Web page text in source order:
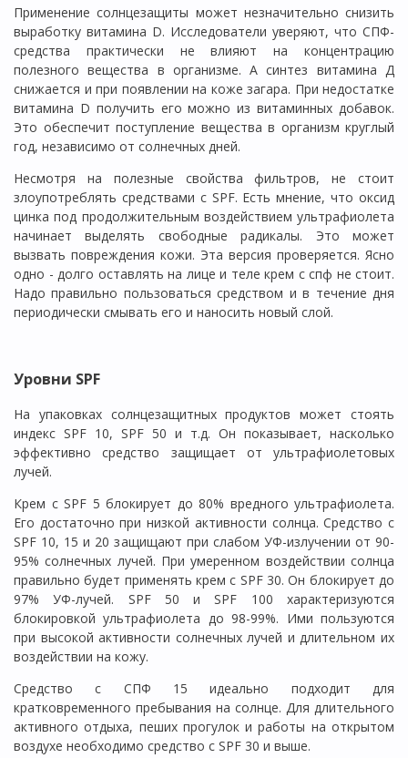
Применение солнцезащиты может незначительно снизить
выработку витамина D. Исследователи уверяют, что СПФ-
средства практически не влияют на концентрацию
полезного вещества в организме. А синтез витамина Д
снижается и при появлении на коже загара. При недостатке
витамина D получить его можно из витаминных добавок.
Это обеспечит поступление вещества в организм круглый
год, независимо от солнечных дней.
Несмотря на полезные свойства фильтров, не стоит
злоупотреблять средствами с SPF. Есть мнение, что оксид
цинка под продолжительным воздействием ультрафиолета
начинает выделять свободные радикалы. Это может
вызвать повреждения кожи. Эта версия проверяется. Ясно
одно - долго оставлять на лице и теле крем с спф не стоит.
Надо правильно пользоваться средством и в течение дня
периодически смывать его и наносить новый слой.
Уровни SPF
На упаковках солнцезащитных продуктов может стоять
индекс SPF 10, SPF 50 и т.д. Он показывает, насколько
эффективно средство защищает от ультрафиолетовых
лучей.
Крем с SPF 5 блокирует до 80% вредного ультрафиолета.
Его достаточно при низкой активности солнца. Средство с
SPF 10, 15 и 20 защищают при слабом УФ-излучении от 90-
95% солнечных лучей. При умеренном воздействии солнца
правильно будет применять крем с SPF 30. Он блокирует до
97% УФ-лучей. SPF 50 и SPF 100 характеризуются
блокировкой ультрафиолета до 98-99%. Ими пользуются
при высокой активности солнечных лучей и длительном их
воздействии на кожу.
Средство с СПФ 15 идеально подходит для
кратковременного пребывания на солнце. Для длительного
активного отдыха, пеших прогулок и работы на открытом
воздухе необходимо средство с SPF 30 и выше.